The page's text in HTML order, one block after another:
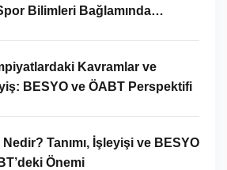
Bilimleri Bağlamında
Kavramlar ve
BESYO ve ÖABT Perspektifi
Nedir? Tanımı, İşleyişi ve BESYO
Önemi